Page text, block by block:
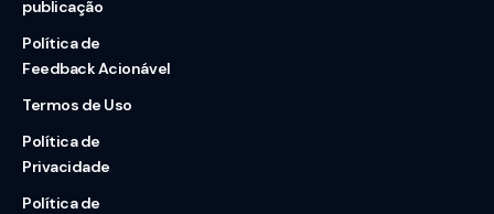
publicação
Política de
Feedback Acionável
Termos de Uso
Política de
Privacidade
Política de